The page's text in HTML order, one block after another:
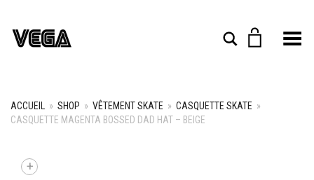
Rechercher
Toggle Menu
ACCUEIL » SHOP » VÊTEMENT SKATE » CASQUETTE SKATE »
CASQUETTE MAGENTA BOSSED DAD HAT – BEIGE
+